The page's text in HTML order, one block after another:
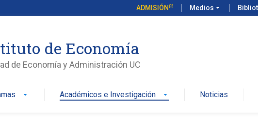
ADMISIÓN Medios arrow_drop_down
de Economía
de Economía y Administración UC
arrow_drop_down Académicos e Investigación arrow_drop_down Noticias